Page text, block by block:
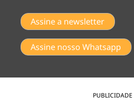
Assine a newsletter
Assine nosso Whatsapp
PUBLICIDADE